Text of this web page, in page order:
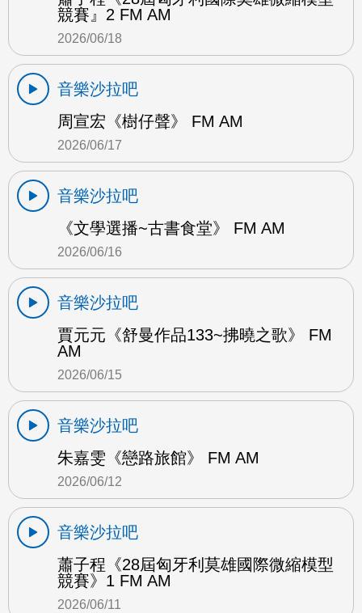
競賽』2 FM AM
2026/06/18
音樂沙拉吧
周宣宏《樹仔聲》 FM AM
2026/06/17
音樂沙拉吧
《文學選播~古書食堂》 FM AM
2026/06/16
音樂沙拉吧
賈元元《舒曼作品133~拂曉之歌》 FM
AM
2026/06/15
音樂沙拉吧
朱嘉雯《戀路旅館》 FM AM
2026/06/12
音樂沙拉吧
蕭子程《28屆匈牙利莫雄國際微縮模型
競賽》1 FM AM
2026/06/11